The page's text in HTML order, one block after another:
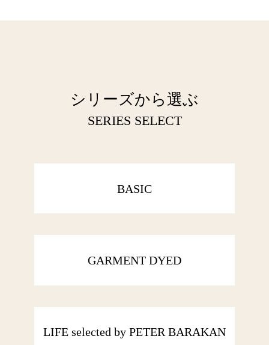
シリーズから選ぶ
SERIES SELECT
BASIC
GARMENT DYED
LIFE selected by PETER BARAKAN